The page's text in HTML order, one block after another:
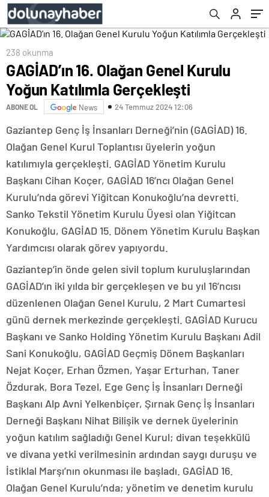
238 okunma
GAGİAD’ın 16. Olağan Genel Kurulu
Yoğun Katılımla Gerçekleşti
ABONE OL News 24 Temmuz 2024 12:06
Gaziantep Genç İş İnsanları Derneği’nin (GAGİAD) 16.
Olağan Genel Kurul Toplantısı üyelerin yoğun
katılımıyla gerçekleşti. GAGİAD Yönetim Kurulu
Başkanı Cihan Koçer, GAGİAD 16’ncı Olağan Genel
Kurulu’nda görevi Yiğitcan Konukoğlu’na devretti.
Sanko Tekstil Yönetim Kurulu Üyesi olan Yiğitcan
Konukoğlu, GAGİAD 15. Dönem Yönetim Kurulu Başkan
Yardımcısı olarak görev yapıyordu.
Gaziantep’in önde gelen sivil toplum kuruluşlarından
GAGİAD’ın iki yılda bir gerçekleşen ve bu yıl 16’ncısı
düzenlenen Olağan Genel Kurulu, 2 Mart Cumartesi
günü dernek merkezinde gerçekleşti. GAGİAD Kurucu
Başkanı ve Sanko Holding Yönetim Kurulu Başkanı Adil
Sani Konukoğlu, GAGİAD Geçmiş Dönem Başkanları
Nejat Koçer, Erhan Özmen, Yaşar Erturhan, Taner
Özdurak, Bora Tezel, Ege Genç İş İnsanları Derneği
Başkanı Alp Avni Yelkenbiçer, Şırnak Genç İş İnsanları
Derneği Başkanı Nihat Bilişik ve dernek üyelerinin
yoğun katılım sağladığı Genel Kurul; divan teşekkülü
ve divana yetki verilmesinin ardından saygı duruşu ve
İstiklal Marşı’nın okunması ile başladı. GAGİAD 16.
Olağan Genel Kurulu’nda; yönetim ve denetim kurulu